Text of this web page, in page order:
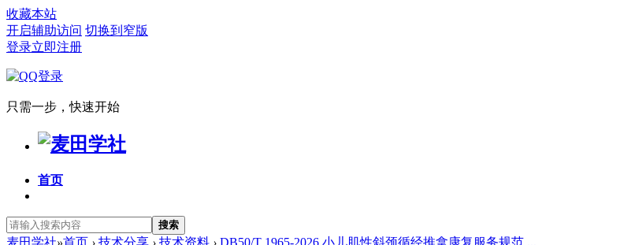
收藏本站
开启辅助访问 切换到窄版
登录立即注册
只需一步，快速开始
首页
搜索
麦田学社»首页 › 技术分享 › 技术资料 › DB50/T 1965-2026 小儿肌性斜颈循经推拿康复服务规范 ...